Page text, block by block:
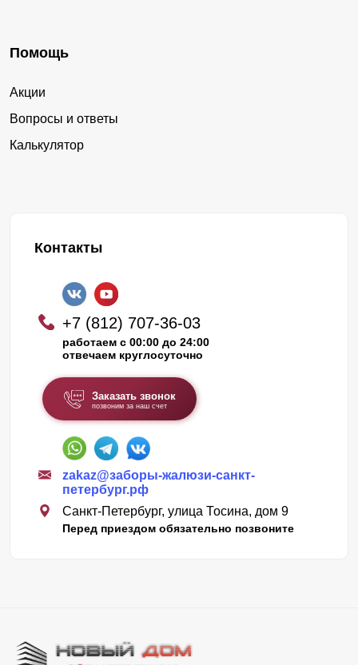
Помощь
Акции
Вопросы и ответы
Калькулятор
Контакты
+7 (812) 707-36-03
работаем с 00:00 до 24:00
отвечаем круглосуточно
Заказать звонок
позвоним за наш счет
zakaz@заборы-жалюзи-санкт-
петербург.рф
Санкт-Петербург, улица Тосина, дом 9
Перед приездом обязательно позвоните